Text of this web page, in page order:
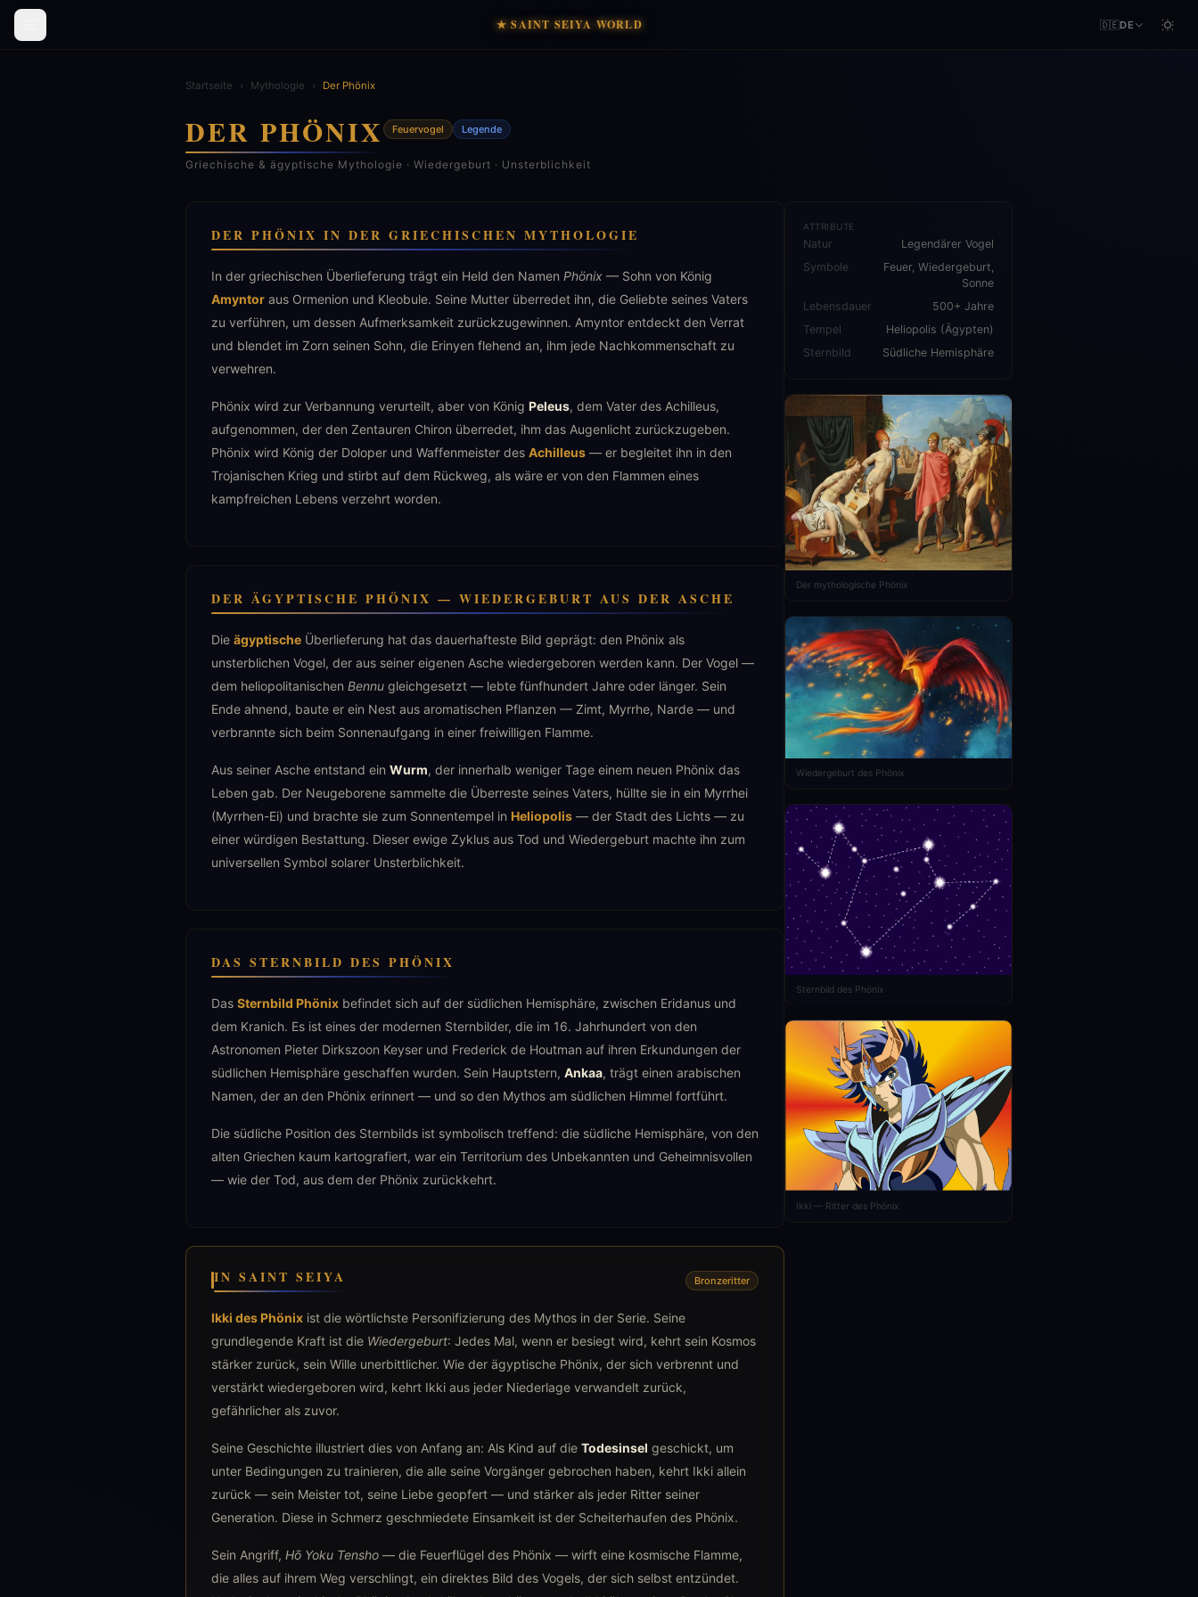
★ SAINT SEIYA WORLD 🇩🇪DE
Startseite › Mythologie › Der Phönix
DER PHÖNIX Feuervogel Legende
Griechische & ägyptische Mythologie · Wiedergeburt · Unsterblichkeit
DER PHÖNIX IN DER GRIECHISCHEN MYTHOLOGIE
In der griechischen Überlieferung trägt ein Held den Namen Phönix — Sohn von König
Amyntor aus Ormenion und Kleobule. Seine Mutter überredet ihn, die Geliebte seines Vaters
zu verführen, um dessen Aufmerksamkeit zurückzugewinnen. Amyntor entdeckt den Verrat
und blendet im Zorn seinen Sohn, die Erinyen flehend an, ihm jede Nachkommenschaft zu
verwehren.
Phönix wird zur Verbannung verurteilt, aber von König Peleus, dem Vater des Achilleus,
aufgenommen, der den Zentauren Chiron überredet, ihm das Augenlicht zurückzugeben.
Phönix wird König der Doloper und Waffenmeister des Achilleus — er begleitet ihn in den
Trojanischen Krieg und stirbt auf dem Rückweg, als wäre er von den Flammen eines
kampfreichen Lebens verzehrt worden.
DER ÄGYPTISCHE PHÖNIX — WIEDERGEBURT AUS DER ASCHE
Die ägyptische Überlieferung hat das dauerhafteste Bild geprägt: den Phönix als
unsterblichen Vogel, der aus seiner eigenen Asche wiedergeboren werden kann. Der Vogel —
dem heliopolitanischen Bennu gleichgesetzt — lebte fünfhundert Jahre oder länger. Sein
Ende ahnend, baute er ein Nest aus aromatischen Pflanzen — Zimt, Myrrhe, Narde — und
verbrannte sich beim Sonnenaufgang in einer freiwilligen Flamme.
Aus seiner Asche entstand ein Wurm, der innerhalb weniger Tage einem neuen Phönix das
Leben gab. Der Neugeborene sammelte die Überreste seines Vaters, hüllte sie in ein Myrrhei
(Myrrhen-Ei) und brachte sie zum Sonnentempel in Heliopolis — der Stadt des Lichts — zu
einer würdigen Bestattung. Dieser ewige Zyklus aus Tod und Wiedergeburt machte ihn zum
universellen Symbol solarer Unsterblichkeit.
DAS STERNBILD DES PHÖNIX
Das Sternbild Phönix befindet sich auf der südlichen Hemisphäre, zwischen Eridanus und
dem Kranich. Es ist eines der modernen Sternbilder, die im 16. Jahrhundert von den
Astronomen Pieter Dirkszoon Keyser und Frederick de Houtman auf ihren Erkundungen der
südlichen Hemisphäre geschaffen wurden. Sein Hauptstern, Ankaa, trägt einen arabischen
Namen, der an den Phönix erinnert — und so den Mythos am südlichen Himmel fortführt.
Die südliche Position des Sternbilds ist symbolisch treffend: die südliche Hemisphäre, von den
alten Griechen kaum kartografiert, war ein Territorium des Unbekannten und Geheimnisvollen
— wie der Tod, aus dem der Phönix zurückkehrt.
IN SAINT SEIYA Bronzeritter
Ikki des Phönix ist die wörtlichste Personifizierung des Mythos in der Serie. Seine
grundlegende Kraft ist die Wiedergeburt: Jedes Mal, wenn er besiegt wird, kehrt sein Kosmos
stärker zurück, sein Wille unerbittlicher. Wie der ägyptische Phönix, der sich verbrennt und
verstärkt wiedergeboren wird, kehrt Ikki aus jeder Niederlage verwandelt zurück,
gefährlicher als zuvor.
Seine Geschichte illustriert dies von Anfang an: Als Kind auf die Todesinsel geschickt, um
unter Bedingungen zu trainieren, die alle seine Vorgänger gebrochen haben, kehrt Ikki allein
zurück — sein Meister tot, seine Liebe geopfert — und stärker als jeder Ritter seiner
Generation. Diese in Schmerz geschmiedete Einsamkeit ist der Scheiterhaufen des Phönix.
Sein Angriff, Hō Yoku Tensho — die Feuerflügel des Phönix — wirft eine kosmische Flamme,
die alles auf ihrem Weg verschlingt, ein direktes Bild des Vogels, der sich selbst entzündet.
ATTRIBUTE
Natur
Legendärer Vogel
Symbole
Feuer, Wiedergeburt,
Sonne
Lebensdauer
500+ Jahre
Tempel
Heliopolis (Ägypten)
Sternbild
Südliche Hemisphäre
Der mythologische Phönix
Wiedergeburt des Phönix
Sternbild des Phönix
Ikki — Ritter des Phönix